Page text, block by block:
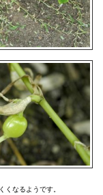
くなるようです。